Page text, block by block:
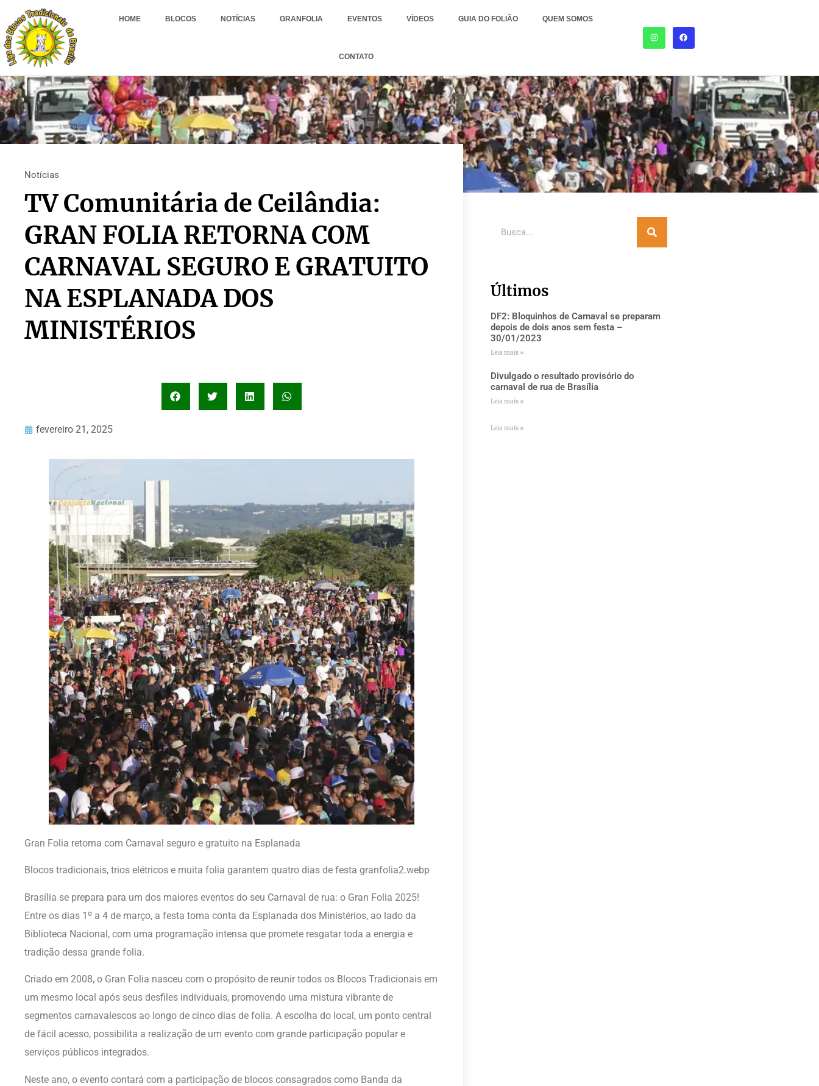
HOME BLOCOS NOTÍCIAS GRANFOLIA EVENTOS VÍDEOS GUIA DO FOLIÃO QUEM SOMOS
CONTATO
Notícias
TV Comunitária de Ceilândia:
GRAN FOLIA RETORNA COM
CARNAVAL SEGURO E GRATUITO
NA ESPLANADA DOS
MINISTÉRIOS
fevereiro 21, 2025
Gran Folia retorna com Carnaval seguro e gratuito na Esplanada
Blocos tradicionais, trios elétricos e muita folia garantem quatro dias de festa granfolia2.webp
Brasília se prepara para um dos maiores eventos do seu Carnaval de rua: o Gran Folia 2025!
Entre os dias 1º a 4 de março, a festa toma conta da Esplanada dos Ministérios, ao lado da
Biblioteca Nacional, com uma programação intensa que promete resgatar toda a energia e
tradição dessa grande folia.
Criado em 2008, o Gran Folia nasceu com o propósito de reunir todos os Blocos Tradicionais em
um mesmo local após seus desfiles individuais, promovendo uma mistura vibrante de
segmentos carnavalescos ao longo de cinco dias de folia. A escolha do local, um ponto central
de fácil acesso, possibilita a realização de um evento com grande participação popular e
serviços públicos integrados.
Neste ano, o evento contará com a participação de blocos consagrados como Banda da
Últimos
DF2: Bloquinhos de Carnaval se preparam
depois de dois anos sem festa –
30/01/2023
Leia mais »
Divulgado o resultado provisório do
carnaval de rua de Brasília
Leia mais »
Leia mais »